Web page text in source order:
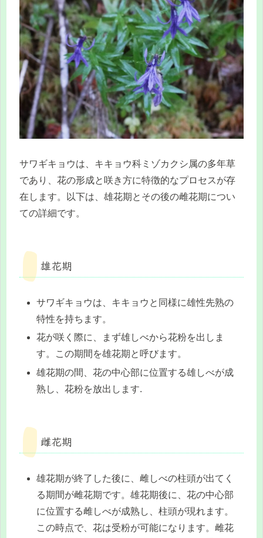
サワギキョウは、キキョウ科ミゾカクシ属の多年草
であり、花の形成と咲き方に特徴的なプロセスが存
在します。以下は、雄花期とその後の雌花期につい
ての詳細です。
雄花期
サワギキョウは、キキョウと同様に雄性先熟の
特性を持ちます。
花が咲く際に、まず雄しべから花粉を出しま
す。この期間を雄花期と呼びます。
雄花期の間、花の中心部に位置する雄しべが成
熟し、花粉を放出します.
雌花期
雄花期が終了した後に、雌しべの柱頭が出てく
る期間が雌花期です。雄花期後に、花の中心部
に位置する雌しべが成熟し、柱頭が現れます。
この時点で、花は受粉が可能になります。雌花